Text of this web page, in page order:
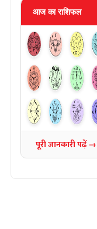
आज का राशिफल
पूरी जानकारी पढ़ें →